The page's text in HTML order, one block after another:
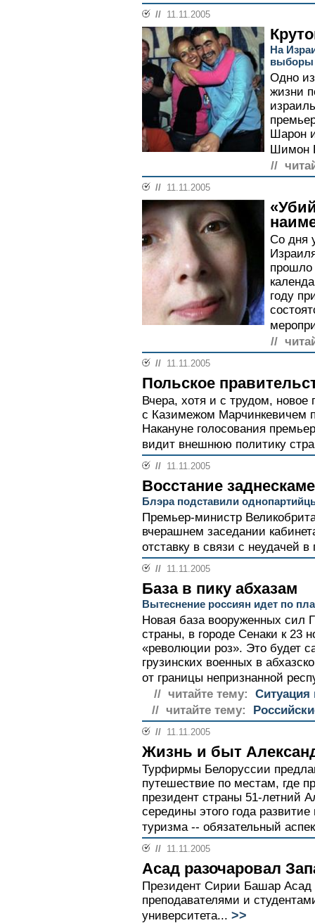
// 11.11.2005
На
выборы
Одно
жизни
Шарон
Шимон
//
// 11.11.2005
Со дня
прошло
году
//
// 11.11.2005
Польское
Вчера, хотя и с трудом,
с Казимежом Марчинкевичем
Накануне голосования
видит внешнюю политику
// 11.11.2005
Восстание
Блэра подставили
Премьер-министр
вчерашнем заседании
отставку в связи с неудачей
// 11.11.2005
База в пику абхазам
Вытеснение россиян идет по
Новая база вооруженных сил
страны, в городе Сенаки к 23
«революции роз». Это будет
грузинских военных в
от границы непризнанной
// читайте тему:
Ситуация
// читайте тему:
// 11.11.2005
Жизнь и быт
Турфирмы Белоруссии
путешествие по местам, где
президент страны 51-летний
середины этого года развитие
туризма -- обязательный
// 11.11.2005
Асад разочаровал
Президент Сирии Башар Асад
преподавателями и
университета... >>